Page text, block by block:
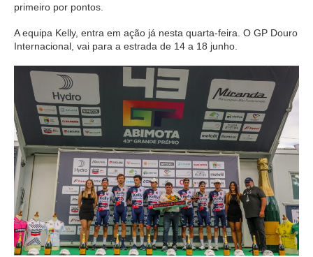
primeiro por pontos.
A equipa Kelly, entra em ação já nesta quarta-feira. O GP Douro
Internacional, vai para a estrada de 14 a 18 junho.